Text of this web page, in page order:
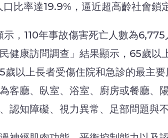
比率達19.9%，逼近超高齡社會鎖
，110年事故傷害死亡人數為
健康訪問調查」結果顯示，65歲
歲以上長者受傷住院和急診的最主
客廳、臥室、浴室、廚房或餐廳、
認知障礙、視力異常、足部問題與